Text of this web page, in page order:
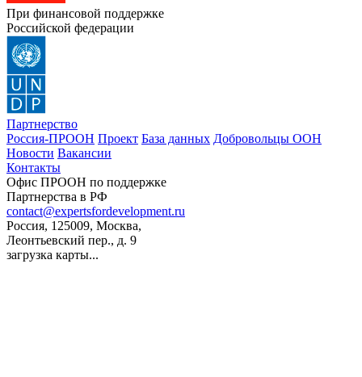
При финансовой поддержке
Российской федерации
Партнерство
Россия-ПРООН Проект База данных Добровольцы ООН
Новости Вакансии
Контакты
Офис ПРООН по поддержке
Партнерства в РФ
contact@expertsfordevelopment.ru
Россия, 125009, Москва,
Леонтьевский пер., д. 9
загрузка карты...